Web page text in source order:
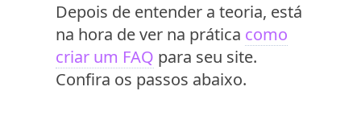
Depois de entender a teoria, está
na hora de ver na prática como
criar um FAQ para seu site.
Confira os passos abaixo.